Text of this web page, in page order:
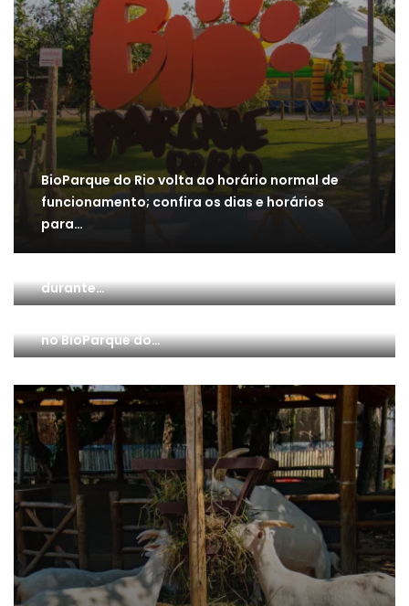
BioParque do Rio volta ao horário normal de
funcionamento; confira os dias e horários
para…
durante…
Dia Internacional da Conservação dos
no BioParque do…